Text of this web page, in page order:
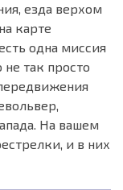
езда верхом
карте
одна миссия
так просто
На вашем
и в них